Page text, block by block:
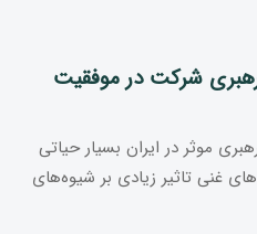
شرکت در موفقیت
موثر در ایران بسیار حیاتی
غنی تاثیر زیادی بر شیوه‌های